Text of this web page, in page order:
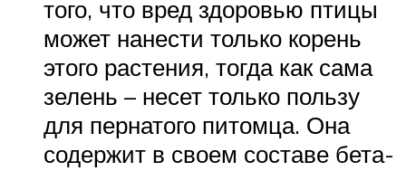
того, что вред здоровью птицы
может нанести только корень
этого растения, тогда как сама
зелень – несет только пользу
для пернатого питомца. Она
содержит в своем составе бета-